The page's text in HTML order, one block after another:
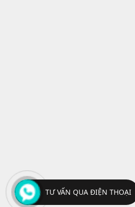
TƯ VẤN QUA ĐIỆN THOẠI